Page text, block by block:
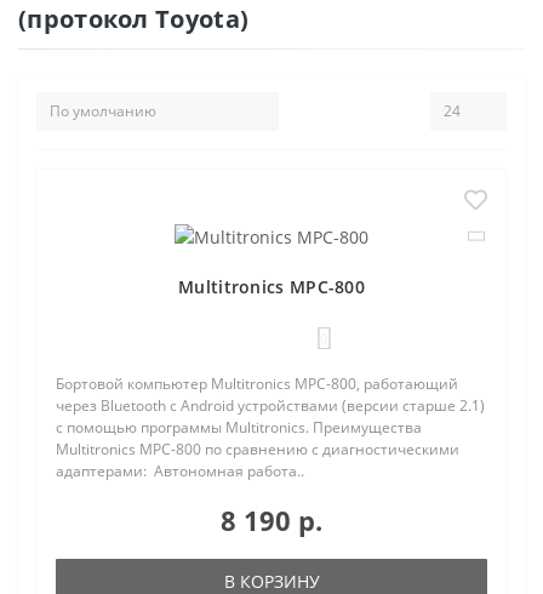
(протокол Toyota)
Multitronics MPC-800
Бортовой компьютер Multitronics MPC-800, работающий
через Bluetooth с Android устройствами (версии старше 2.1)
с помощью программы Multitronics. Преимущества
Multitronics MPC-800 по сравнению с диагностическими
адаптерами: Автономная работа..
8 190 р.
В КОРЗИНУ